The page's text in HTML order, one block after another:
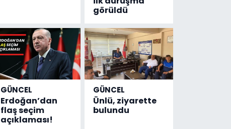
görüldü
GÜNCEL
Erdoğan’dan
flaş seçim
açıklaması!
GÜNCEL
Ünlü, ziyarette
bulundu